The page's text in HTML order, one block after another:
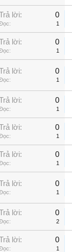
lời: 0
1
lời: 0
1
lời: 0
1
lời: 0
1
lời: 0
1
lời: 0
1
lời: 0
1
lời: 0
2
lời: 0
1